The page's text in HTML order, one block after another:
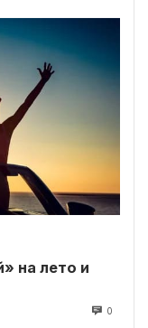
на лето и
0